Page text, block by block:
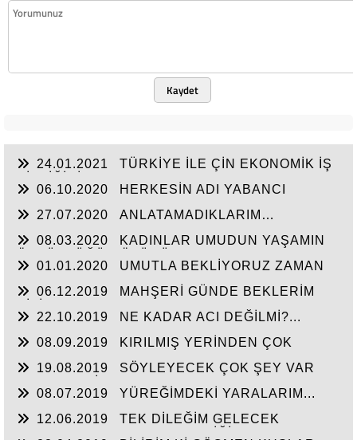
Kaydet
24.01.2021
TÜRKİYE İLE ÇİN EKONOMİK İŞ
06.10.2020
HERKESİN ADI YABANCI
27.07.2020
ANLATAMADIKLARIM…
08.03.2020
KADINLAR UMUDUN YAŞAMIN
01.01.2020
UMUTLA BEKLİYORUZ ZAMAN
06.12.2019
MAHŞERİ GÜNDE BEKLERİM
22.10.2019
NE KADAR ACI DEĞİLMİ?...
08.09.2019
KIRILMIŞ YERİNDEN ÇOK
19.08.2019
SÖYLEYECEK ÇOK ŞEY VAR
08.07.2019
YÜREĞİMDEKİ YARALARIM...
12.06.2019
TEK DİLEĞİM GELECEK